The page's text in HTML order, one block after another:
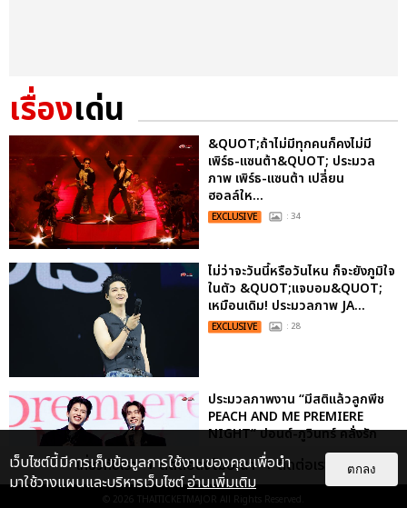
เรื่องเด่น
&QUOT;ถ้าไม่มีทุกคนก็คงไม่มี
เพิร์ธ-แซนต้า&QUOT; ประมวล
ภาพ เพิร์ธ-แซนต้า เปลี่ยน
ฮอลล์ให...
EXCLUSIVE : 34
ไม่ว่าจะวันนี้หรือวันไหน ก็จะยังภูมิใจ
ในตัว &QUOT;แจบอม&QUOT;
เหมือนเดิม! ประมวลภาพ JA...
EXCLUSIVE : 28
ประมวลภาพงาน “มีสติแล้วลูกพีช
PEACH AND ME PREMIERE
NIGHT” ปอนด์-ภูวินทร์ คลั่งรัก
EXCLUSIVE : 16
เกี่ยวกับเรา ติดต่อลงโฆษณา ติดต่อเรา
© 2026 THAITICKETMAJOR All Rights Reserved.
เว็บไซต์นี้มีการเก็บข้อมูลการใช้งานของคุณเพื่อนำ
มาใช้วางแผนและบริหารเว็บไซต์อ่านเพิ่มเติม
ตกลง